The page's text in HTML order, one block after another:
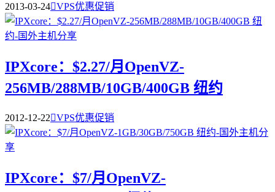
2013-03-24VPS优惠促销
IPXcore：$2.27/月OpenVZ-
256MB/288MB/10GB/400GB 纽约
2012-12-22VPS优惠促销
IPXcore：$7/月OpenVZ-